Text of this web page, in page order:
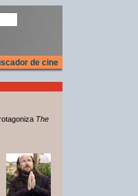
de cine
The